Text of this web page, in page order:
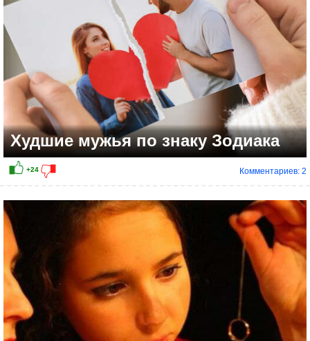
Худшие мужья по знаку Зодиака
Комментариев: 2